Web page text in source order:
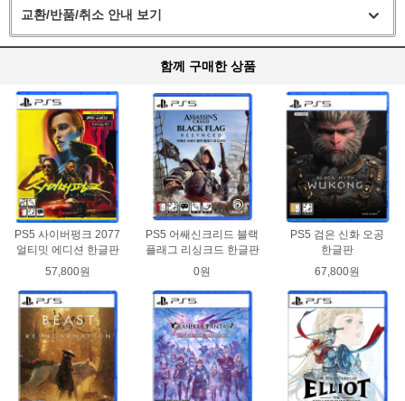
교환/반품/취소 안내 보기
함께 구매한 상품
PS5 사이버펑크 2077
얼티밋 에디션 한글판
57,800원
PS5 어쌔신크리드 블랙
플래그 리싱크드 한글판
0원
PS5 검은 신화 오공
한글판
67,800원